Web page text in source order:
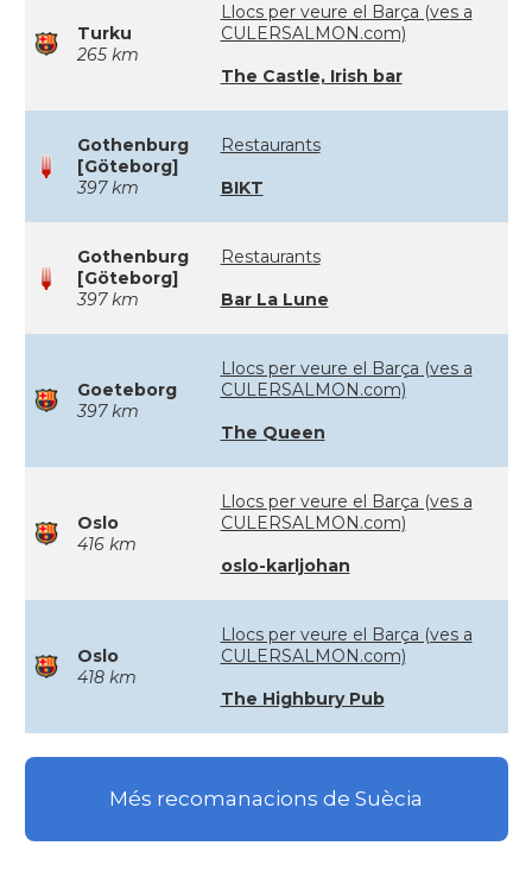
Turku
265 km
Llocs per veure el Barça (ves a
CULERSALMON.com)
The Castle, Irish bar
Gothenburg
[Göteborg]
397 km
Restaurants
BIKT
Gothenburg
[Göteborg]
397 km
Restaurants
Bar La Lune
Goeteborg
397 km
Llocs per veure el Barça (ves a
CULERSALMON.com)
The Queen
Oslo
416 km
Llocs per veure el Barça (ves a
CULERSALMON.com)
oslo-karljohan
Oslo
418 km
Llocs per veure el Barça (ves a
CULERSALMON.com)
The Highbury Pub
Més recomanacions de Suècia